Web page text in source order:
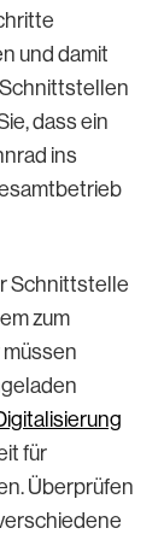
und damit
dass ein
ins
Schnittstelle
zum
für
Überprüfen